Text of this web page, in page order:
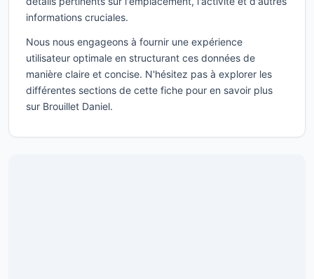
informations cruciales.
Nous nous engageons à fournir une expérience
utilisateur optimale en structurant ces données de
manière claire et concise. N'hésitez pas à explorer les
différentes sections de cette fiche pour en savoir plus
sur Brouillet Daniel.